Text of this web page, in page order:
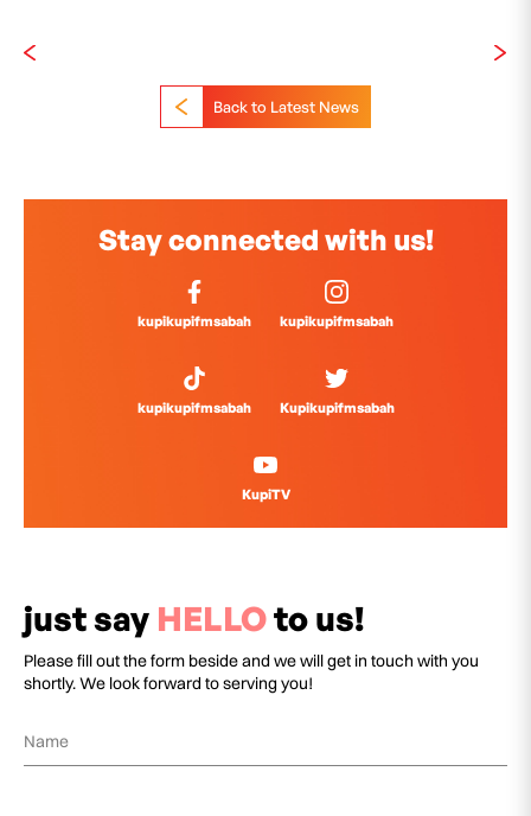
Back to Latest News
Stay connected with us!
kupikupifmsabah kupikupifmsabah
kupikupifmsabah Kupikupifmsabah
KupiTV
just say HELLOto us!
Please fill out the form beside and we will get in touch with you
shortly. We look forward to serving you!